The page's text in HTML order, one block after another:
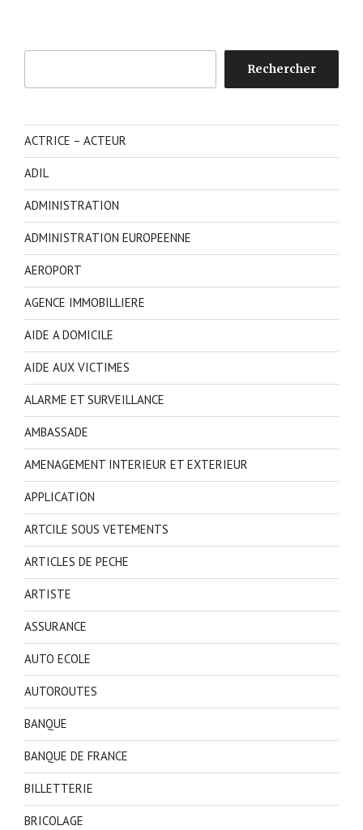
Rechercher
ACTRICE – ACTEUR
ADIL
ADMINISTRATION
ADMINISTRATION EUROPEENNE
AEROPORT
AGENCE IMMOBILLIERE
AIDE A DOMICILE
AIDE AUX VICTIMES
ALARME ET SURVEILLANCE
AMBASSADE
AMENAGEMENT INTERIEUR ET EXTERIEUR
APPLICATION
ARTCILE SOUS VETEMENTS
ARTICLES DE PECHE
ARTISTE
ASSURANCE
AUTO ECOLE
AUTOROUTES
BANQUE
BANQUE DE FRANCE
BILLETTERIE
BRICOLAGE